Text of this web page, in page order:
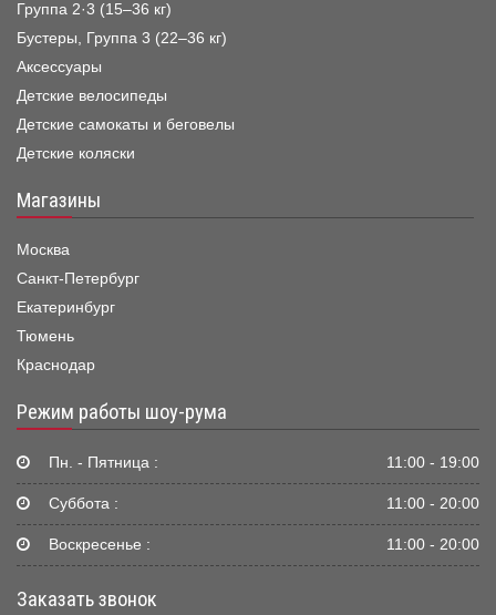
Группа 2·3 (15–36 кг)
Бустеры, Группа 3 (22–36 кг)
Аксессуары
Детские велосипеды
Детские самокаты и беговелы
Детские коляски
Магазины
Москва
Санкт-Петербург
Екатеринбург
Тюмень
Краснодар
Режим работы шоу-рума
Пн. - Пятница : 11:00 - 19:00
Суббота : 11:00 - 20:00
Воскресенье : 11:00 - 20:00
Заказать звонок